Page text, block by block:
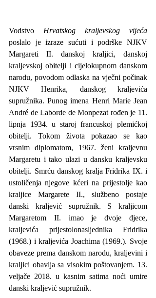
Vodstvo Hrvatskog kraljevskog vijeća
poslalo je izraze sućuti i podrške NJKV
Margareti II. danskoj kraljici, danskoj
kraljevskoj obitelji i cijelokupnom danskom
narodu, povodom odlaska na vječni počinak
NJKV Henrika, danskog kraljevića
supružnika. Punog imena Henri Marie Jean
André de Laborde de Monpezat rođen je 11.
lipnja 1934. u staroj francuskoj plemićkoj
obitelji. Tokom života pokazao se kao
vrsnim diplomatom, 1967. ženi kraljevnu
Margaretu i tako ulazi u dansku kraljevsku
obitelji. Smrću danskog kralja Fridrika IX. i
ustoličenja njegove kćeri na prijestolje kao
kraljice Margarete II., službeno postaje
danski kraljević supružnik. S kraljicom
Margaretom II. imao je dvoje djece,
kraljevića prijestolonasljednika Fridrika
(1968.) i kraljevića Joachima (1969.). Svoje
obaveze prema danskom narodu, kraljevini i
kraljici obavlja sa visokim poštovanjem. 13.
veljače 2018. u kasnim satima noći umire
danski kraljević supružnik.